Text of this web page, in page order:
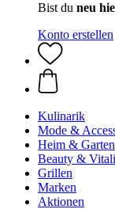
Bist du neu
Konto erstellen
Kulinarik
Mode &
Heim & Garten
Beauty &
Grillen
Marken
Aktionen